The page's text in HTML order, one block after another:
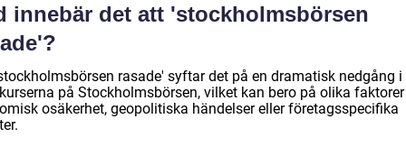
innebär det att 'stockholmsbörsen
rasade' syftar det på en dramatisk nedgång i
på Stockholmsbörsen, vilket kan bero på olika
osäkerhet, geopolitiska händelser eller företagsspecifika